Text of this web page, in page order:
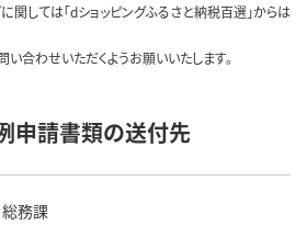
しては「dショッピングふるさと納税百選」からは
合わせいただくようお願いいたします。
申請書類の送付先
総務課